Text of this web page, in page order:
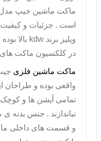
ماکت ماشین جیپ
است . جزئیات و
ویلیز برند kdw بالا
در کلکسیون ماکت های
ماکت ماشین فلزی
واقعی بوده و طراحان
تمامی آپشن ها و کوچک
نیاندازند . جنس بدنه
و قسمت های داخلی